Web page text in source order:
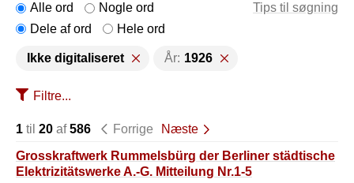
Tips til søgning
Alle ord
Nogle ord
Dele af ord
Hele ord
Ikke digitaliseret År: 1926
Filtre...
1 til 20 af586 Forrige
Næste
Grosskraftwerk Rummelsbürg der Berliner städtische
Elektrizitätswerke A.-G. Mitteilung Nr.1-5